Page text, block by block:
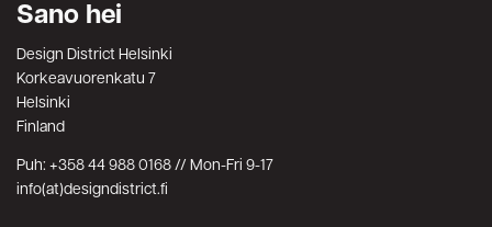
Sano hei
Design District Helsinki
Korkeavuorenkatu 7
Helsinki
Finland
Puh: +358 44 988 0168 // Mon-Fri 9-17
info(at)designdistrict.fi